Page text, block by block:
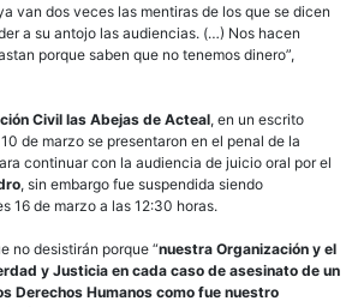
van dos veces las mentiras de los que se dicen
a su antojo las audiencias. (…) Nos hacen
porque saben que no tenemos dinero”,
Civil las Abejas de Acteal, en un escrito
de marzo se presentaron en el penal de la
continuar con la audiencia de juicio oral por el
, sin embargo fue suspendida siendo
16 de marzo a las 12:30 horas.
no desistirán porque “nuestra Organización y el
y Justicia en cada caso de asesinato de un
Derechos Humanos como fue nuestro